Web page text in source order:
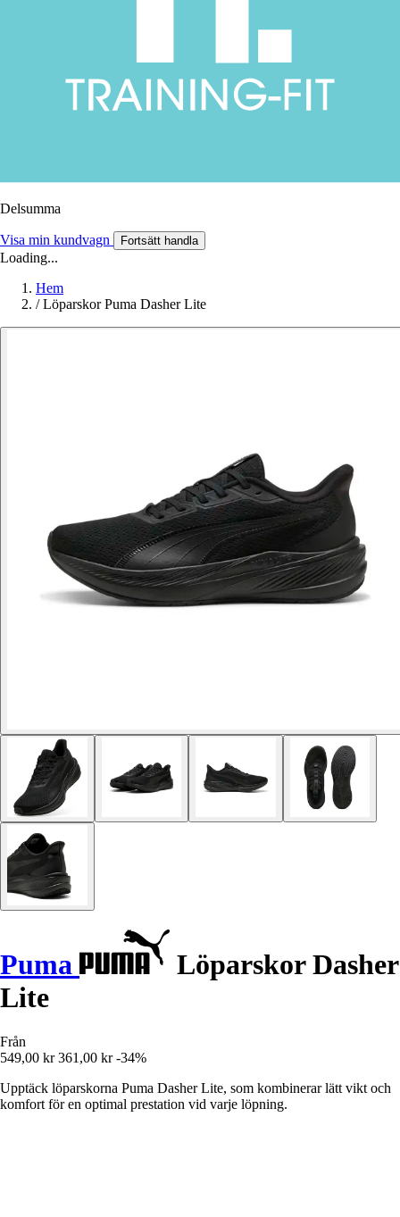
Delsumma
Visa min kundvagn Fortsätt handla
Loading...
Hem
/ Löparskor Puma Dasher Lite
Puma
Löparskor Dasher
Lite
Från
549,00 kr 361,00 kr -34%
Upptäck löparskorna Puma Dasher Lite, som kombinerar lätt vikt och
komfort för en optimal prestation vid varje löpning.